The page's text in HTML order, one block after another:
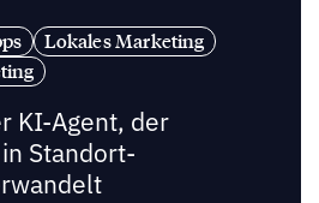
Lokales Marketing
KI-Agent, der
Standort-